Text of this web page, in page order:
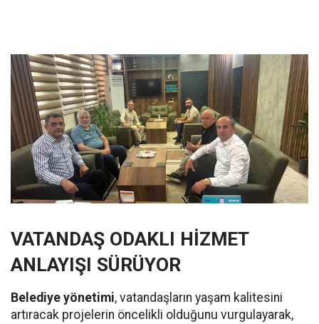
VATANDAŞ ODAKLI HİZMET
ANLAYIŞI SÜRÜYOR
Belediye yönetimi, vatandaşların yaşam kalitesini
artıracak projelerin öncelikli olduğunu vurgulayarak,